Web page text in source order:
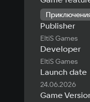
Publisher
EltiS Games
Developer
EltiS Games
Launch date
24.06.2026
Game